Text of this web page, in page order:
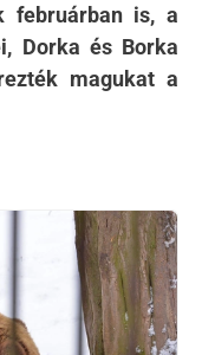
februárban is, a
Dorka és Borka
magukat a
window
new window
in a new window